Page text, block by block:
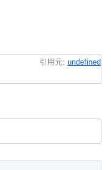
引用元: undefined